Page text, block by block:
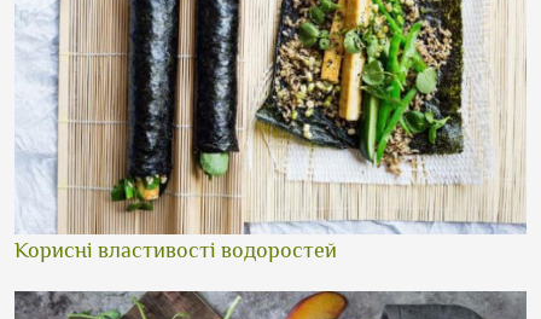
Корисні властивості водоростей